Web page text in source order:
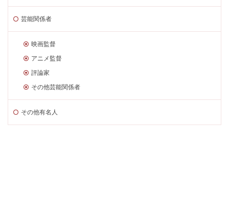
芸能関係者
映画監督
アニメ監督
評論家
その他芸能関係者
その他有名人